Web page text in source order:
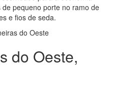
pequeno porte no ramo de
e fios de seda.
do Oeste
do Oeste,